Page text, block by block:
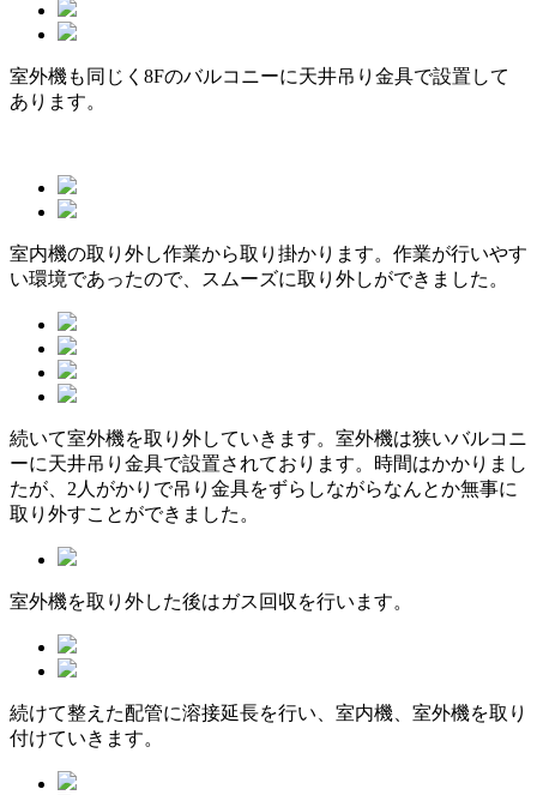
室外機も同じく8Fのバルコニーに天井吊り金具で設置して
あります。
室内機の取り外し作業から取り掛かります。作業が行いやす
い環境であったので、スムーズに取り外しができました。
続いて室外機を取り外していきます。室外機は狭いバルコニ
ーに天井吊り金具で設置されております。時間はかかりまし
たが、2人がかりで吊り金具をずらしながらなんとか無事に
取り外すことができました。
室外機を取り外した後はガス回収を行います。
続けて整えた配管に溶接延長を行い、室内機、室外機を取り
付けていきます。